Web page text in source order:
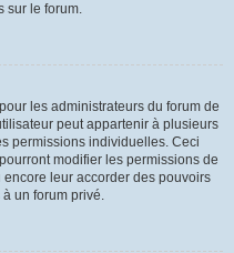
sur le forum.
les administrateurs du forum de
peut appartenir à plusieurs
permissions individuelles. Ceci
modifier les permissions de
leur accorder des pouvoirs
un forum privé.